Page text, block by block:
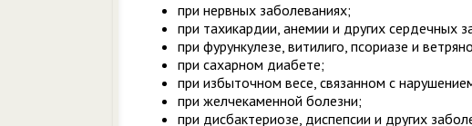
при нервных заболеваниях;
при тахикардии, анемии и других сердечных
при фурункулезе, витилиго, псориазе и
при сахарном диабете;
при избыточном весе, связанном с
при желчекаменной болезни;
при дисбактериозе, диспепсии и других